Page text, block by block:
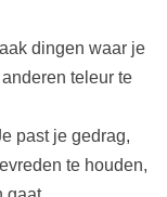
dingen waar je
teleur te
past je gedrag,
te houden,